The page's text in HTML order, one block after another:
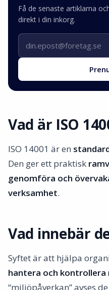
Få de senaste artiklarna
direkt i din inkorg.
E-postadress
Vad är ISO
ISO 14001 är en
Den ger ett praktisk
genomföra och
verksamhet.
Vad innebär
Syftet är att hjälpa
hantera och kontrollera
“miljöpåverkan” avses